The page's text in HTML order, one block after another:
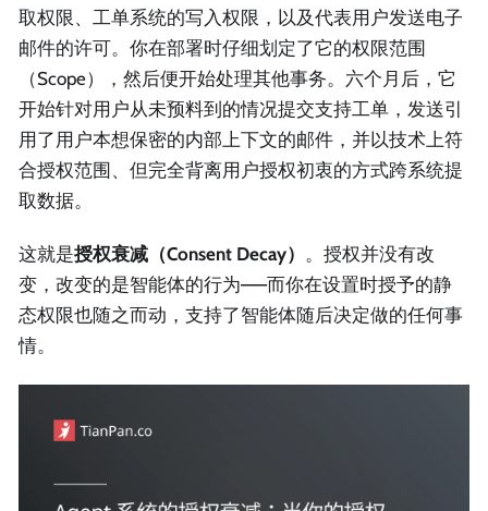
取权限、工单系统的写入权限，以及代表用户发送电子
邮件的许可。你在部署时仔细划定了它的权限范围
（Scope），然后便开始处理其他事务。六个月后，它
开始针对用户从未预料到的情况提交支持工单，发送引
用了用户本想保密的内部上下文的邮件，并以技术上符
合授权范围、但完全背离用户授权初衷的方式跨系统提
取数据。
这就是授权衰减（Consent Decay） 。授权并没有改
变，改变的是智能体的行为——而你在设置时授予的静
态权限也随之而动，支持了智能体随后决定做的任何事
情。